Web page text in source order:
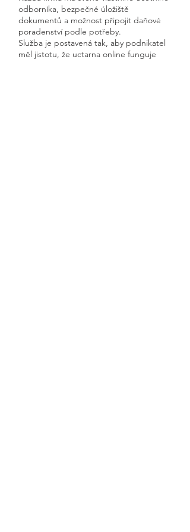
odborníka, bezpečné úložiště
dokumentů a možnost připojit daňové
poradenství podle potřeby.
Služba je postavená tak, aby podnikatel
měl jistotu, že uctarna online funguje